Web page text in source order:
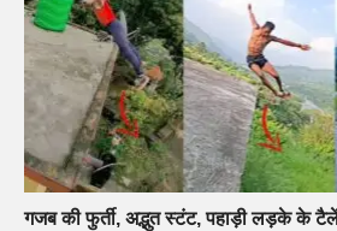
गजब की फुर्ती, अद्भुत स्टंट, पहाड़ी लड़के के